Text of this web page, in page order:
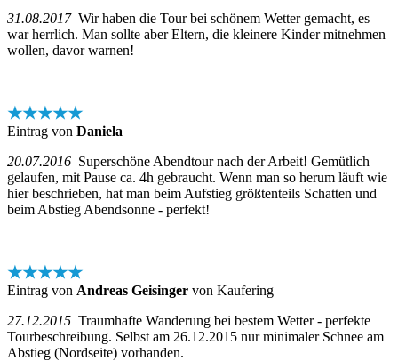
31.08.2017Wir haben die Tour bei schönem Wetter gemacht, es
war herrlich. Man sollte aber Eltern, die kleinere Kinder mitnehmen
wollen, davor warnen!
★★★★★
Eintrag von Daniela
20.07.2016 Superschöne Abendtour nach der Arbeit! Gemütlich
gelaufen, mit Pause ca. 4h gebraucht. Wenn man so herum läuft wie
hier beschrieben, hat man beim Aufstieg größtenteils Schatten und
beim Abstieg Abendsonne - perfekt!
★★★★★
Eintrag von Andreas Geisinger von Kaufering
27.12.2015 Traumhafte Wanderung bei bestem Wetter - perfekte
Tourbeschreibung. Selbst am 26.12.2015 nur minimaler Schnee am
Abstieg (Nordseite) vorhanden.